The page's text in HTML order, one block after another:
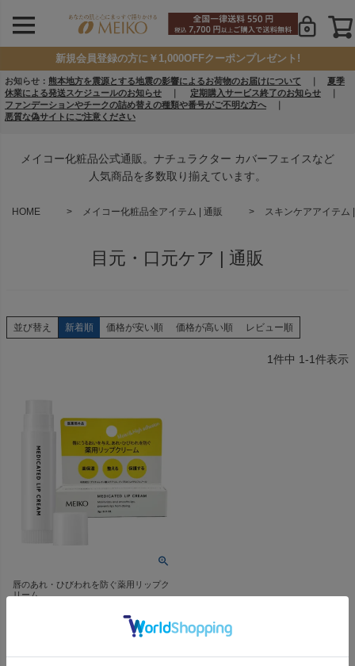
新規会員登録の方に￥1,000OFFクーポンプレゼント!
お知らせ： 熊本地方を震源とする地震の影響によるお荷物のお届けについて
夏季
休業による発送スケジュールのお知らせ
定期購入サービス終了のお知らせ
ファンデーションやチークの詰め替えの種類や番号がご不明な方へ
悪質な偽サイトにご注意ください
メイコー化粧品公式通販。ナチュラクター カバーフェイスなど
人気商品を多数取り揃えています。
HOME メイコー化粧品全アイテム | 通販 スキンケアアイテム
目元・口元ケア | 通販
並び替え 新着順 価格が安い順 価格が高い順 レビュー順
1件中 1-1件表示
唇のあれ・ひびわれを防ぐ薬用リップク
リーム。